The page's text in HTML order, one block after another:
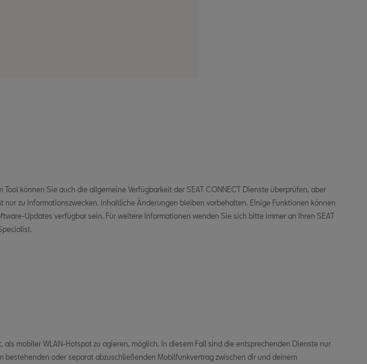
Tool können Sie auch die allgemeine Verfügbarkeit der SEAT CONNECT Dienste überprüfen, aber
nur zu Informationszwecken. Inhaltliche Änderungen bleiben vorbehalten. Einige Funktionen können
Updates verfügbar sein. Für weitere Informationen wenden Sie sich bitte immer an Ihren SEAT